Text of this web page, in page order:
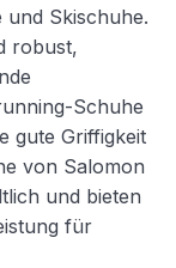
Skischuhe.
robust,
Schuhe
gute Griffigkeit
von Salomon
und bieten
für